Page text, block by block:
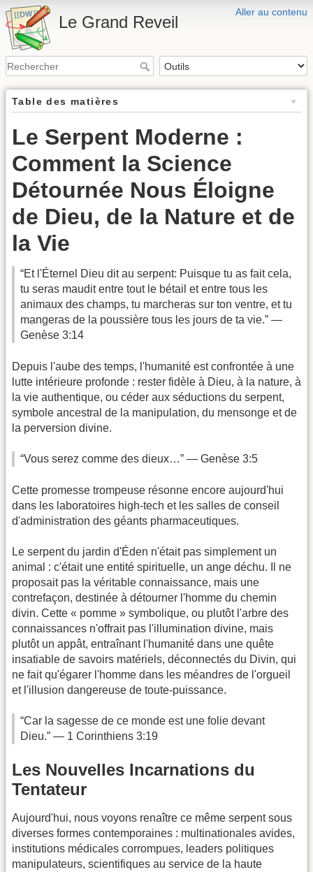
Aller au contenu
Le Grand Reveil
Table des matières
Le Serpent Moderne :
Comment la Science
Détournée Nous Éloigne
de Dieu, de la Nature et de
la Vie
“Et l'Éternel Dieu dit au serpent: Puisque tu as fait cela,
tu seras maudit entre tout le bétail et entre tous les
animaux des champs, tu marcheras sur ton ventre, et tu
mangeras de la poussière tous les jours de ta vie.” —
Genèse 3:14
Depuis l'aube des temps, l'humanité est confrontée à une
lutte intérieure profonde : rester fidèle à Dieu, à la nature, à
la vie authentique, ou céder aux séductions du serpent,
symbole ancestral de la manipulation, du mensonge et de
la perversion divine.
“Vous serez comme des dieux…” — Genèse 3:5
Cette promesse trompeuse résonne encore aujourd'hui
dans les laboratoires high-tech et les salles de conseil
d'administration des géants pharmaceutiques.
Le serpent du jardin d'Éden n'était pas simplement un
animal : c'était une entité spirituelle, un ange déchu. Il ne
proposait pas la véritable connaissance, mais une
contrefaçon, destinée à détourner l'homme du chemin
divin. Cette « pomme » symbolique, ou plutôt l'arbre des
connaissances n'offrait pas l'illumination divine, mais
plutôt un appât, entraînant l'humanité dans une quête
insatiable de savoirs matériels, déconnectés du Divin, qui
ne fait qu'égarer l'homme dans les méandres de l'orgueil
et l'illusion dangereuse de toute-puissance.
“Car la sagesse de ce monde est une folie devant
Dieu.” — 1 Corinthiens 3:19
Les Nouvelles Incarnations du
Tentateur
Aujourd'hui, nous voyons renaître ce même serpent sous
diverses formes contemporaines : multinationales avides,
institutions médicales corrompues, leaders politiques
manipulateurs, scientifiques au service de la haute